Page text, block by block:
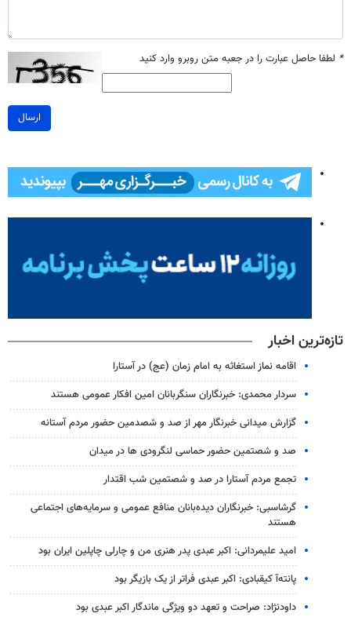
* لطفا حاصل عبارت را در جعبه متن روبرو وارد کنید
ارسال
تازه‌ترین اخبار
اقامه نماز استغاثه به امام زمان (عج) در آستارا
سردار محمدی: خبرنگاران سنگربانان امین افکار عمومی هستند
گزارش میدانی خبرنگار مهر از صد و شصدمین حضور مردم آستانه
صد و شصتمین حضور حماسی لنگرودی ها در میدان
تجمع مردم آستارا در صد و شصتمین شب اقتدار
گرشاسبی: خبرنگاران دیده‌بانان منافع عمومی و سرمایه‌های اجتماعی
هستند
امید علیمردانی: اکبر عبدی پدر هنری من و چارلی چاپلین ایران بود
پانته‌آ کیقبادی: اکبر عبدی فراتر از یک بازیگر بود
داودنژاد: صراحت و تعهد دو ویژگی ماندگار اکبر عبدی بود